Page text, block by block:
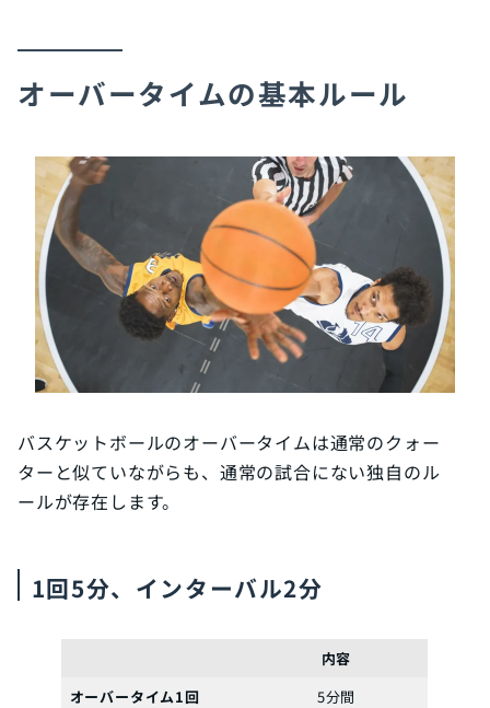
オーバータイムの基本ルール
バスケットボールのオーバータイムは通常のクォー
ターと似ていながらも、通常の試合にない独自のル
ールが存在します。
1回5分、インターバル2分
内容
オーバータイム1回
5分間